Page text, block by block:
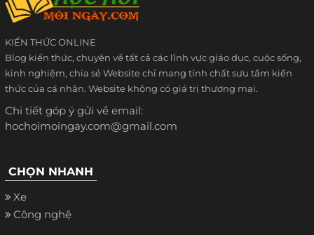
KIẾN THỨC ONLINE
Blog kiến thức, chuyên về tất cả các lĩnh vực giáo dục, cuộc sống,
kinh nghiệm, chia sẻ Website chỉ mang tính chất sưu tầm kiến
thức của cá nhân. Website không có giá trị thương mại.
Chi tiết góp ý gửi về email:
hochoimoingay.com@gmail.com
CHỌN NHANH
Xe
Công nghệ